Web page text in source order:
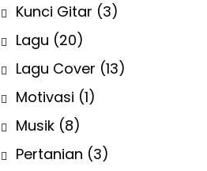
Kunci Gitar (3)
Lagu (20)
Lagu Cover (13)
Motivasi (1)
Musik (8)
Pertanian (3)